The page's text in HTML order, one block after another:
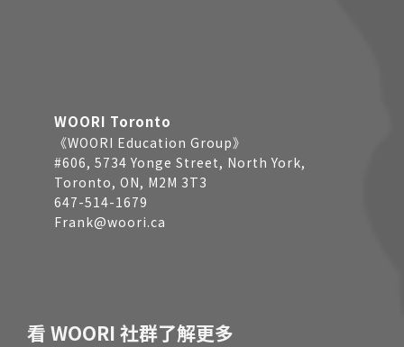
WOORI Toronto
《WOORI Education Group》
#606, 5734 Yonge Street, North York,
Toronto, ON, M2M 3T3
647-514-1679
Frank@woori.ca
看 WOORI 社群了解更多